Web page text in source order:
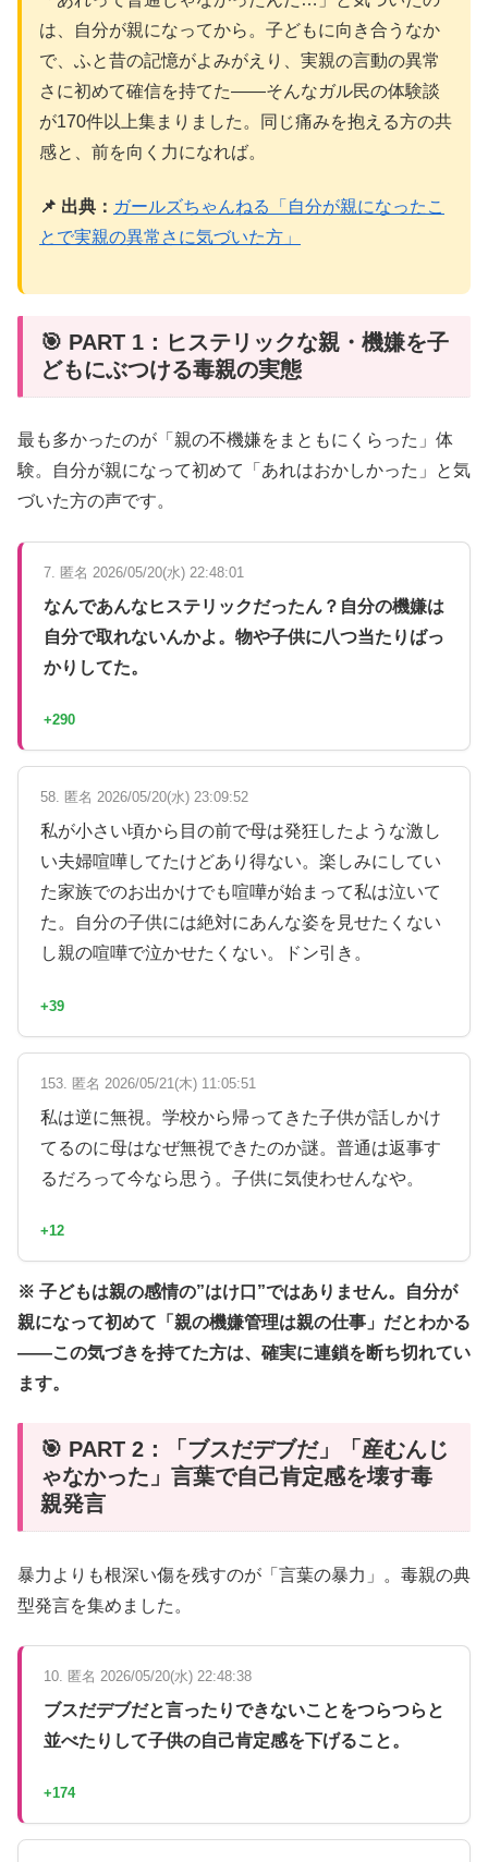
は、自分が親になってから。子どもに向き合うなか
で、ふと昔の記憶がよみがえり、実親の言動の異常
さに初めて確信を持てた——そんなガル民の体験談
が170件以上集まりました。同じ痛みを抱える方の共
感と、前を向く力になれば。
📌 出典： ガールズちゃんねる「自分が親になったこ
とで実親の異常さに気づいた方」
🎯 PART 1：ヒステリックな親・機嫌を子
どもにぶつける毒親の実態
最も多かったのが「親の不機嫌をまともにくらった」体
験。自分が親になって初めて「あれはおかしかった」と気
づいた方の声です。
7. 匿名 2026/05/20(水) 22:48:01
なんであんなヒステリックだったん？自分の機嫌は
自分で取れないんかよ。物や子供に八つ当たりばっ
かりしてた。
+290
58. 匿名 2026/05/20(水) 23:09:52
私が小さい頃から目の前で母は発狂したような激し
い夫婦喧嘩してたけどあり得ない。楽しみにしてい
た家族でのお出かけでも喧嘩が始まって私は泣いて
た。自分の子供には絶対にあんな姿を見せたくない
し親の喧嘩で泣かせたくない。ドン引き。
+39
153. 匿名 2026/05/21(木) 11:05:51
私は逆に無視。学校から帰ってきた子供が話しかけ
てるのに母はなぜ無視できたのか謎。普通は返事す
るだろって今なら思う。子供に気使わせんなや。
+12
※ 子どもは親の感情の”はけ口”ではありません。自分が
親になって初めて「親の機嫌管理は親の仕事」だとわかる
——この気づきを持てた方は、確実に連鎖を断ち切れてい
ます。
🎯 PART 2：「ブスだデブだ」「産むんじ
ゃなかった」言葉で自己肯定感を壊す毒
親発言
暴力よりも根深い傷を残すのが「言葉の暴力」。毒親の典
型発言を集めました。
10. 匿名 2026/05/20(水) 22:48:38
ブスだデブだと言ったりできないことをつらつらと
並べたりして子供の自己肯定感を下げること。
+174